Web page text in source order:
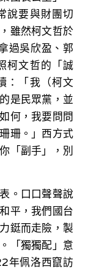
說要與財團切
雖然柯文哲於
過吳欣盈、郭
柯文哲的「誠
：「我（柯文
是民眾黨，並
何，我要問問
珊。」西方式
「副手」，別
。口口聲聲說
平，我們國台
鋌而走險，製
「獨獨配」意
年佩洛西竄訪